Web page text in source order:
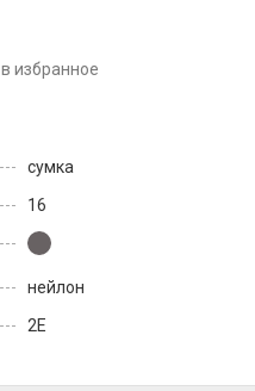
в избранное
сумка
16
нейлон
2E